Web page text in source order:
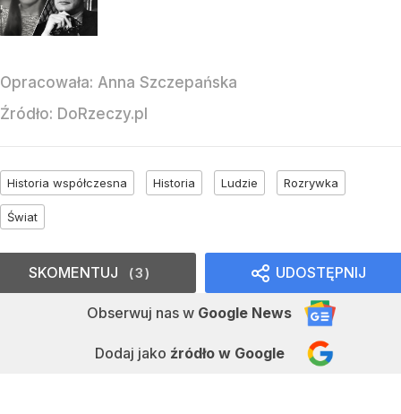
Opracowała: Anna Szczepańska
Źródło: DoRzeczy.pl
Historia współczesna Historia Ludzie Rozrywka
Świat
UDOSTĘPNIJ
Obserwuj nas w Google News
Dodaj jako źródło w Google
SKOMENTUJ 3